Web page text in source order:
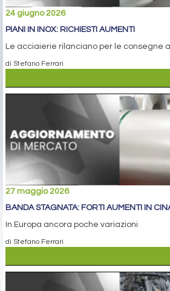
24 giugno 2026
PIANI IN INOX: RICHIESTI AUMENTI
Le acciaierie rilanciano per le consegne
di Stefano Ferrari
27 maggio 2026
BANDA STAGNATA: FORTI AUMENTI IN
In Europa ancora poche variazioni
di Stefano Ferrari